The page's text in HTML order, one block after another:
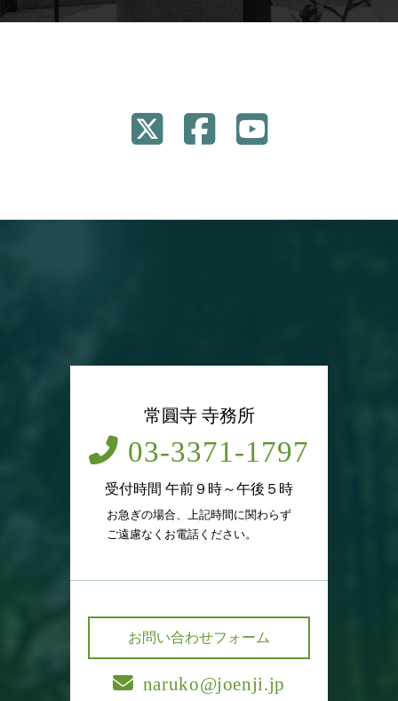
常圓寺 寺務所
03-3371-1797
受付時間 午前９時～午後５時
お急ぎの場合、上記時間に関わらず
ご遠慮なくお電話ください。
お問い合わせフォーム
naruko@joenji.jp